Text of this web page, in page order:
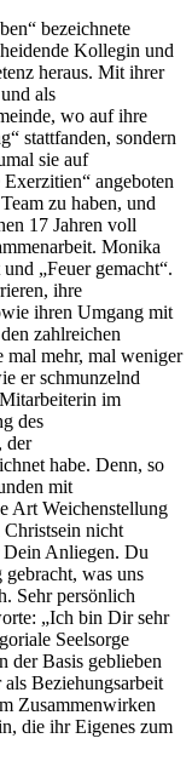
bezeichnete
Kollegin und
heraus. Mit ihrer
als
wo auf ihre
stattfanden, sondern
sie auf
angeboten
zu haben, und
17 Jahren voll
Monika
„Feuer gemacht“.
ihre
ihren Umgang mit
zahlreichen
mal mehr, mal weniger
er schmunzelnd
im
des
der
habe. Denn, so
mit
Art Weichenstellung
nicht
Dein Anliegen. Du
was uns
Sehr persönlich
„Ich bin Dir sehr
Seelsorge
der Basis geblieben
Beziehungsarbeit
Zusammenwirken
die ihr Eigenes zum